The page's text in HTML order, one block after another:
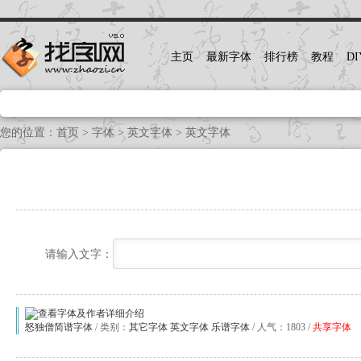
主页 最新字体 排行榜 教程
您的位置： 首页 > 字体> 英文字体 > 英文字体
请输入文字：
怒独僧简谱字体 / 类别： 其它字体 英文字体 乐谱字体 / 人气：1803 /共享字体